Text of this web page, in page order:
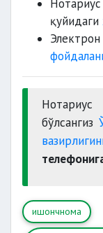
хат-
иш
қуйидаги
бўлсангиз
ишончнома